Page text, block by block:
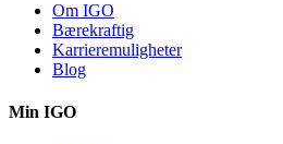
Om IGO
Bærekraftig
Karrieremuligheter
Blog
Min IGO